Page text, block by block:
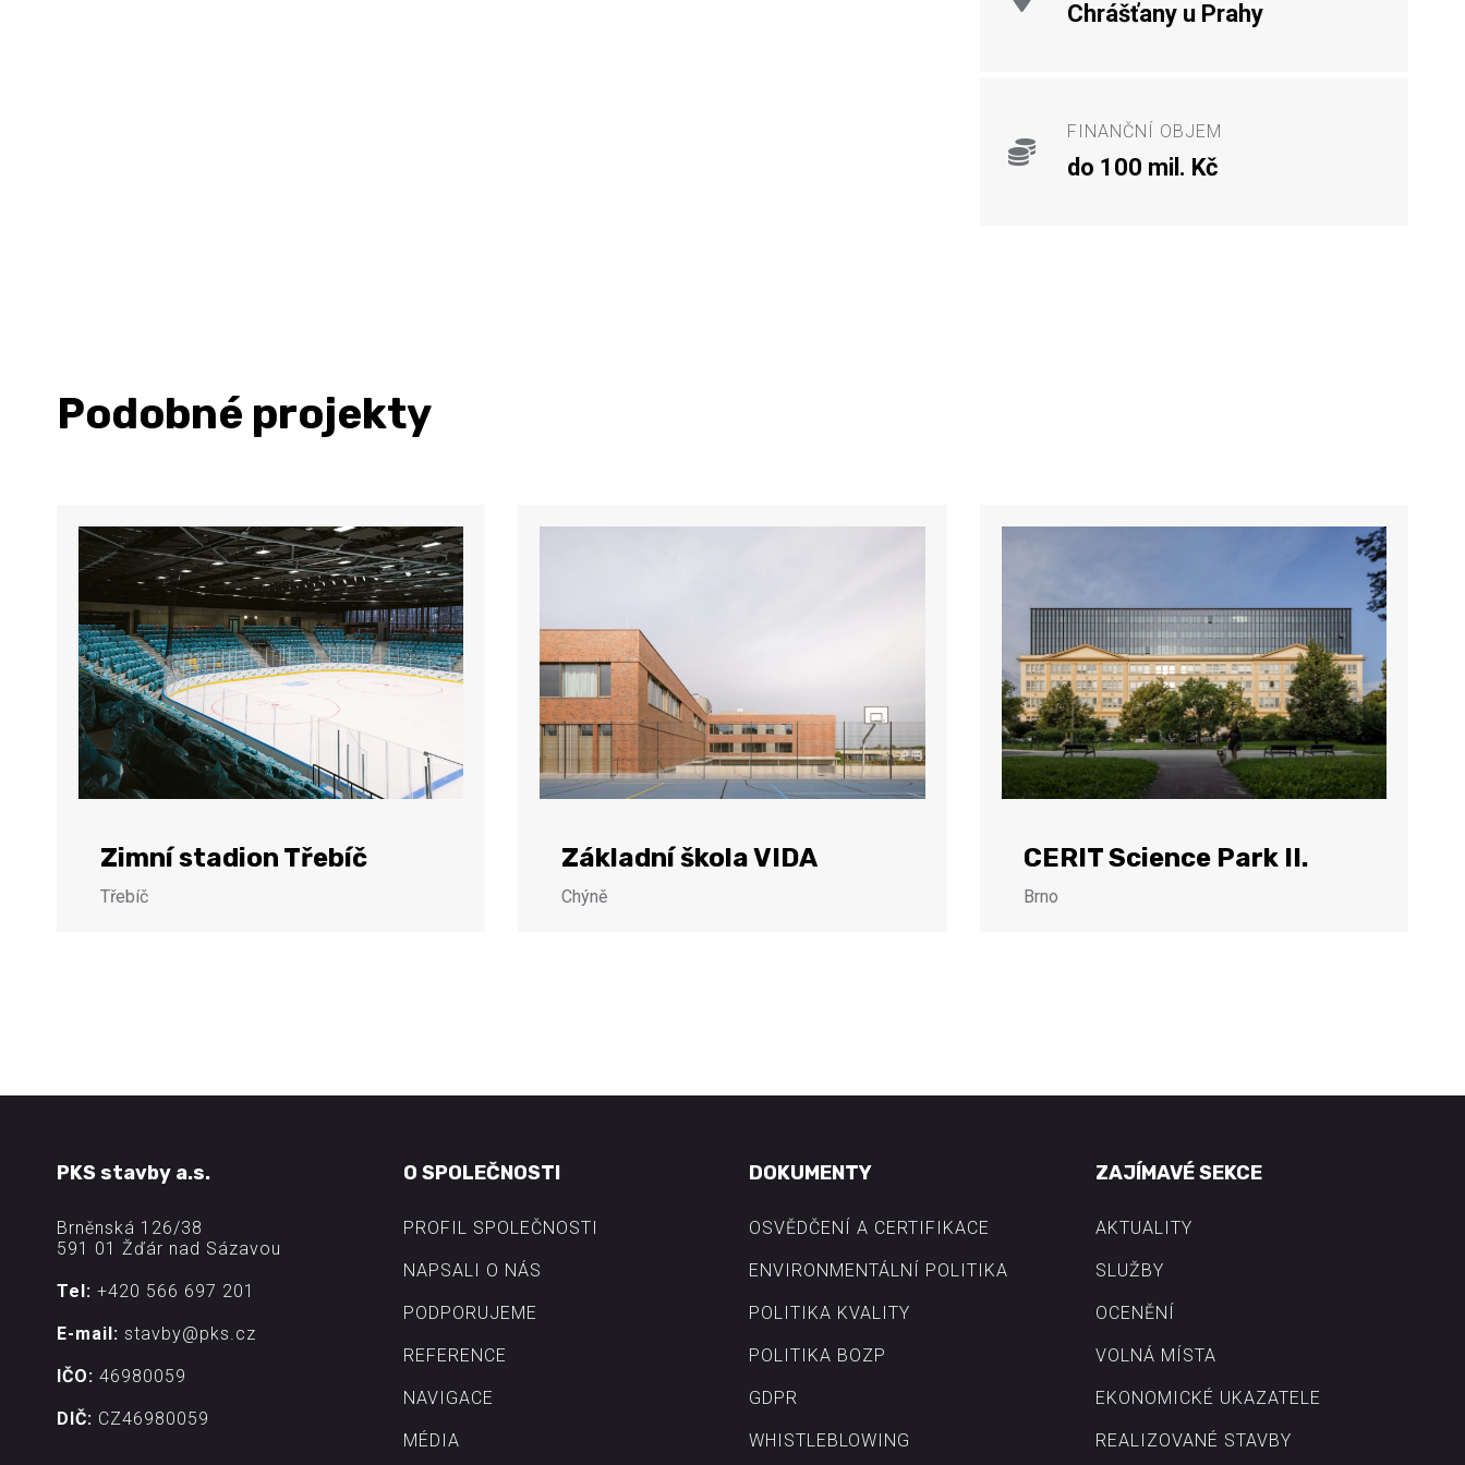
Chrášťany u Prahy
FINANČNÍ OBJEM
do 100 mil. Kč
Podobné projekty
Zimní stadion Třebíč
Třebíč
Základní škola VIDA
Chýně
CERIT Science Park II.
Brno
PKS stavby a.s.
Brněnská 126/38
591 01 Žďár nad Sázavou
Tel: +420 566 697 201
E-mail: stavby@pks.cz
IČO: 46980059
DIČ: CZ46980059
O SPOLEČNOSTI
PROFIL SPOLEČNOSTI
NAPSALI O NÁS
PODPORUJEME
REFERENCE
NAVIGACE
MÉDIA
DOKUMENTY
OSVĚDČENÍ A CERTIFIKACE
ENVIRONMENTÁLNÍ POLITIKA
POLITIKA KVALITY
POLITIKA BOZP
GDPR
WHISTLEBLOWING
ZAJÍMAVÉ SEKCE
AKTUALITY
SLUŽBY
OCENĚNÍ
VOLNÁ MÍSTA
EKONOMICKÉ UKAZATELE
REALIZOVANÉ STAVBY